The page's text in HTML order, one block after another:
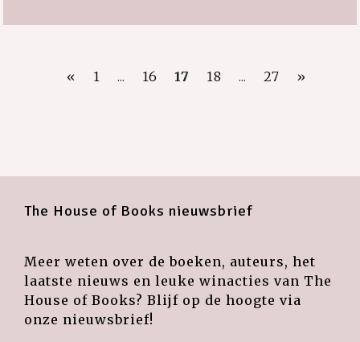
« 1 ... 16 17 18 ... 27 »
The House of Books nieuwsbrief
Meer weten over de boeken, auteurs, het
laatste nieuws en leuke winacties van The
House of Books? Blijf op de hoogte via
onze nieuwsbrief!